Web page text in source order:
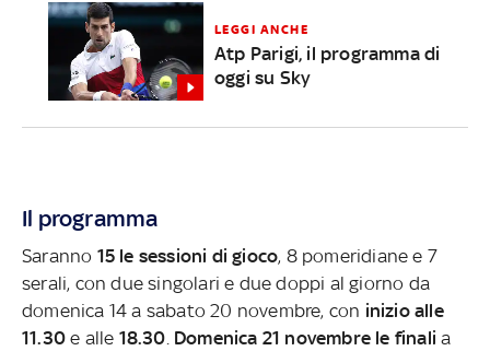
LEGGI ANCHE
Atp Parigi, il programma di
oggi su Sky
Il programma
Saranno 15 le sessioni di gioco, 8 pomeridiane e 7
serali, con due singolari e due doppi al giorno da
domenica 14 a sabato 20 novembre, con inizio alle
11.30 e alle 18.30. Domenica 21 novembre le finali a